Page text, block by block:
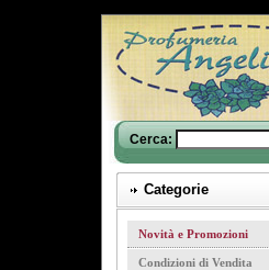
Cerca:
Categorie
Novità e Promozioni
Condizioni di Vendita